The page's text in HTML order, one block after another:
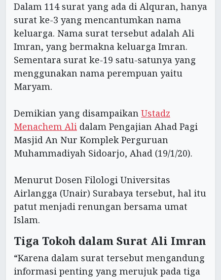
Dalam 114 surat yang ada di Alquran, hanya
surat ke-3 yang mencantumkan nama
keluarga. Nama surat tersebut adalah Ali
Imran, yang bermakna keluarga Imran.
Sementara surat ke-19 satu-satunya yang
menggunakan nama perempuan yaitu
Maryam.
Demikian yang disampaikan Ustadz
Menachem Ali dalam Pengajian Ahad Pagi
Masjid An Nur Komplek Perguruan
Muhammadiyah Sidoarjo, Ahad (19/1/20).
Menurut Dosen Filologi Universitas
Airlangga (Unair) Surabaya tersebut, hal itu
patut menjadi renungan bersama umat
Islam.
Tiga Tokoh dalam Surat Ali Imran
“Karena dalam surat tersebut mengandung
informasi penting yang merujuk pada tiga